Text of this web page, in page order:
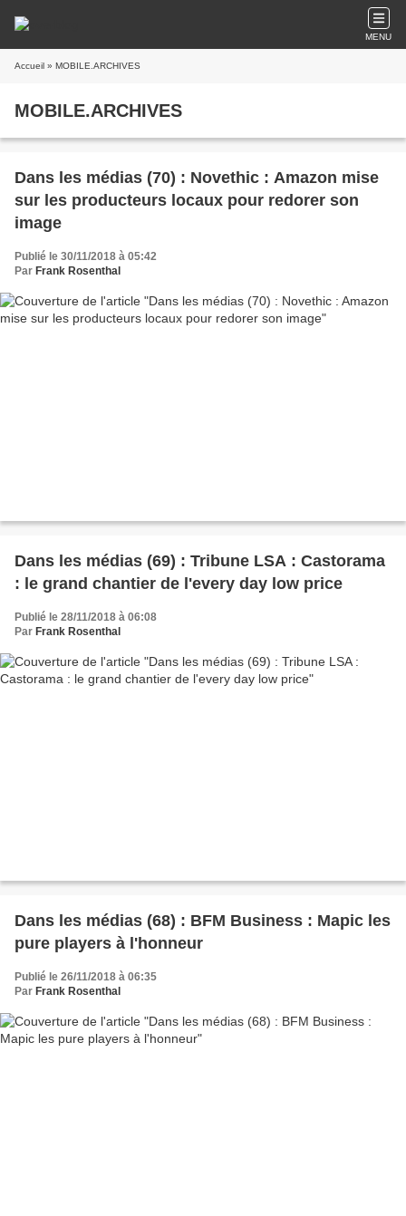
MENU
Accueil » MOBILE.ARCHIVES
MOBILE.ARCHIVES
Dans les médias (70) : Novethic : Amazon mise
sur les producteurs locaux pour redorer son
image
Publié le 30/11/2018 à 05:42
Par Frank Rosenthal
Dans les médias (69) : Tribune LSA : Castorama
: le grand chantier de l'every day low price
Publié le 28/11/2018 à 06:08
Par Frank Rosenthal
Dans les médias (68) : BFM Business : Mapic les
pure players à l'honneur
Publié le 26/11/2018 à 06:35
Par Frank Rosenthal